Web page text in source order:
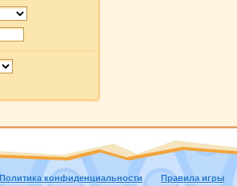
Политика конфиденциальности Правила игры